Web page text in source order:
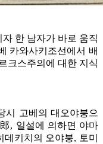
한 남자가 바로 움직
카와사키조선에서 배
크스주의에 대한 지식
시 고베의 대오야붕으
, 일설에 의하면 야마
키치의 오야붕, 토미